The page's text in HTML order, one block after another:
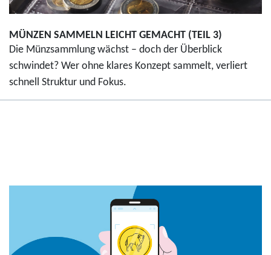
MÜNZEN SAMMELN LEICHT GEMACHT (TEIL 3)
Die Münzsammlung wächst – doch der Überblick
schwindet? Wer ohne klares Konzept sammelt, verliert
schnell Struktur und Fokus.